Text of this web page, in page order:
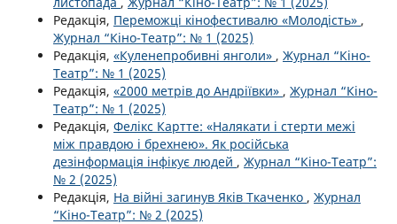
Редакція, Переможці кінофестивалю «Молодість» ,
Журнал “Кіно-Театр”: № 1 (2025)
Редакція, «Куленепробивні янголи» , Журнал “Кіно-
Театр”: № 1 (2025)
Редакція, «2000 метрів до Андріївки» , Журнал “Кіно-
Театр”: № 1 (2025)
Редакція, Фелікс Картте: «Налякати і стерти межі
між правдою і брехнею». Як російська
дезінформація інфікує людей , Журнал “Кіно-Театр”:
№ 2 (2025)
Редакція, На війні загинув Яків Ткаченко , Журнал
“Кіно-Театр”: № 2 (2025)